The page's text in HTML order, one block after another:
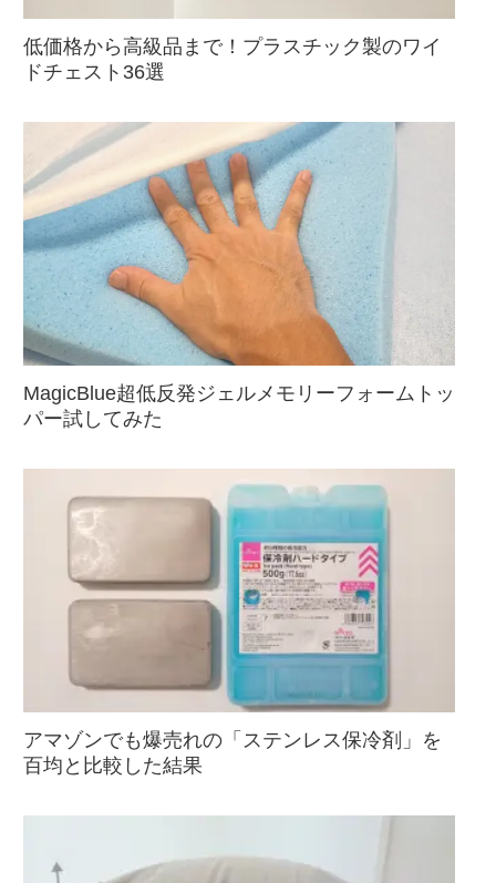
低価格から高級品まで！プラスチック製のワイ
ドチェスト36選
MagicBlue超低反発ジェルメモリーフォームトッ
パー試してみた
アマゾンでも爆売れの「ステンレス保冷剤」を
百均と比較した結果